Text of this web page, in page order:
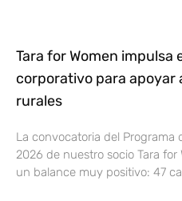
Tara for Women impulsa
corporativo para apoyar
rurales
La convocatoria del Programa
2026 de nuestro socio Tara
un balance muy positivo: 47